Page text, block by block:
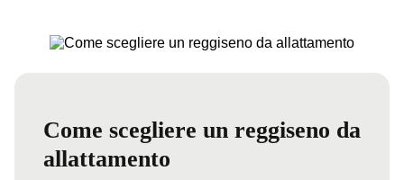
Come scegliere un reggiseno da
allattamento